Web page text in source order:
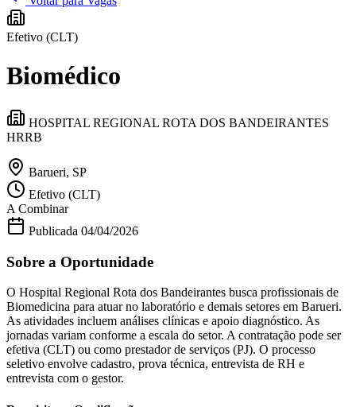
Cadastrar Empresa
Publicidade Legal
Esportes
Saúde
Cultura
Meio Ambiente
Obras
Educação
Bairros de Barueri
AldeiaAldeia da SerraAldeia de Barueri AlphavilleBairro
JubranBelvalBethavilleBoa
VistaCalifórniaCarapicuíbaCentroChácaras MarcoCidades da
Região CotiaCruz Preta Engenho NovoFazenda
MilitarItapeviJandiraJardim AudirJardim BelvalJardim
Califórnia Jardim dos Altos
Efetivo (CLT)
Biomédico
HOSPITAL REGIONAL ROTA DOS BANDEIRANTES
HRRB
Barueri, SP
Efetivo (CLT)
A Combinar
Publicada 04/04/2026
Sobre a Oportunidade
O Hospital Regional Rota dos Bandeirantes busca profissionais de
Biomedicina para atuar no laboratório e demais setores em Barueri.
As atividades incluem análises clínicas e apoio diagnóstico. As
jornadas variam conforme a escala do setor. A contratação pode ser
efetiva (CLT) ou como prestador de serviços (PJ). O processo
seletivo envolve cadastro, prova técnica, entrevista de RH e
entrevista com o gestor.